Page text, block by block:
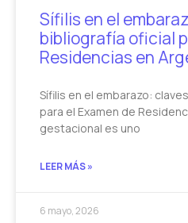
Sífilis en el
bibliografía oficial
Residencias en
Sífilis en el embarazo:
para el Examen de
gestacional es uno
LEER MÁS »
6 mayo, 2026